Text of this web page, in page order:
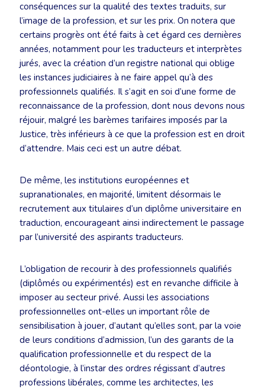
conséquences sur la qualité des textes traduits, sur
l’image de la profession, et sur les prix. On notera que
certains progrès ont été faits à cet égard ces dernières
années, notamment pour les traducteurs et interprètes
jurés, avec la création d’un registre national qui oblige
les instances judiciaires à ne faire appel qu’à des
professionnels qualifiés. Il s’agit en soi d’une forme de
reconnaissance de la profession, dont nous devons nous
réjouir, malgré les barèmes tarifaires imposés par la
Justice, très inférieurs à ce que la profession est en droit
d’attendre. Mais ceci est un autre débat.
De même, les institutions européennes et
supranationales, en majorité, limitent désormais le
recrutement aux titulaires d’un diplôme universitaire en
traduction, encourageant ainsi indirectement le passage
par l’université des aspirants traducteurs.
L’obligation de recourir à des professionnels qualifiés
(diplômés ou expérimentés) est en revanche difficile à
imposer au secteur privé. Aussi les associations
professionnelles ont-elles un important rôle de
sensibilisation à jouer, d’autant qu’elles sont, par la voie
de leurs conditions d’admission, l’un des garants de la
qualification professionnelle et du respect de la
déontologie, à l’instar des ordres régissant d’autres
professions libérales, comme les architectes, les